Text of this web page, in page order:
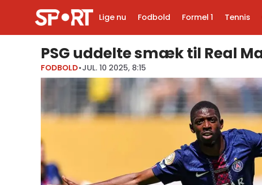
Lige nu Fodbold Formel 1 Tennis
PSG uddelte smæk til Real
FODBOLD•JUL. 10 2025, 8:15